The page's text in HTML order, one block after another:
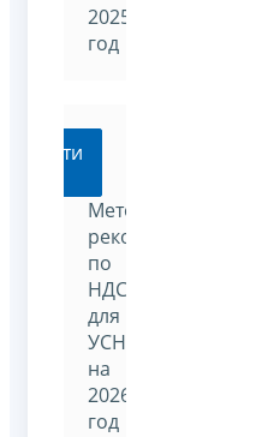
2025
год
Перейти
Методические
рекомендации
по
НДС
для
УСН
на
2026
год